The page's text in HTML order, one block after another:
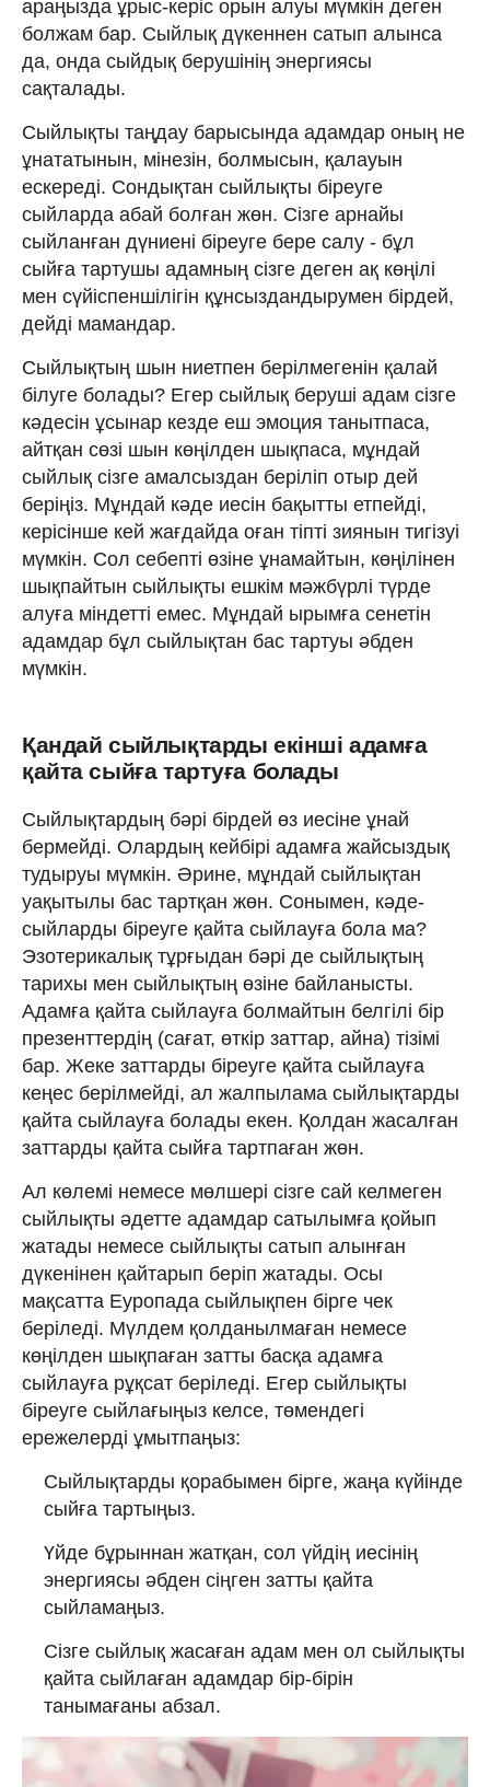
араңызда ұрыс-керіс орын алуы мүмкін деген
болжам бар. Сыйлық дүкеннен сатып алынса
да, онда сыйдық берушінің энергиясы
сақталады.
Сыйлықты таңдау барысында адамдар оның не
ұнататынын, мінезін, болмысын, қалауын
ескереді. Сондықтан сыйлықты біреуге
сыйларда абай болған жөн. Сізге арнайы
сыйланған дүниені біреуге бере салу - бұл
сыйға тартушы адамның сізге деген ақ көңілі
мен сүйіспеншілігін құнсыздандырумен бірдей,
дейді мамандар.
Сыйлықтың шын ниетпен берілмегенін қалай
білуге болады? Егер сыйлық беруші адам сізге
кәдесін ұсынар кезде еш эмоция танытпаса,
айтқан сөзі шын көңілден шықпаса, мұндай
сыйлық сізге амалсыздан беріліп отыр дей
беріңіз. Мұндай кәде иесін бақытты етпейді,
керісінше кей жағдайда оған тіпті зиянын тигізуі
мүмкін. Сол себепті өзіне ұнамайтын, көңілінен
шықпайтын сыйлықты ешкім мәжбүрлі түрде
алуға міндетті емес. Мұндай ырымға сенетін
адамдар бұл сыйлықтан бас тартуы әбден
мүмкін.
Қандай сыйлықтарды екінші адамға
қайта сыйға тартуға болады
Сыйлықтардың бәрі бірдей өз иесіне ұнай
бермейді. Олардың кейбірі адамға жайсыздық
тудыруы мүмкін. Әрине, мұндай сыйлықтан
уақытылы бас тартқан жөн. Сонымен, кәде-
сыйларды біреуге қайта сыйлауға бола ма?
Эзотерикалық тұрғыдан бәрі де сыйлықтың
тарихы мен сыйлықтың өзіне байланысты.
Адамға қайта сыйлауға болмайтын белгілі бір
презенттердің (сағат, өткір заттар, айна) тізімі
бар. Жеке заттарды біреуге қайта сыйлауға
кеңес берілмейді, ал жалпылама сыйлықтарды
қайта сыйлауға болады екен. Қолдан жасалған
заттарды қайта сыйға тартпаған жөн.
Ал көлемі немесе мөлшері сізге сай келмеген
сыйлықты әдетте адамдар сатылымға қойып
жатады немесе сыйлықты сатып алынған
дүкенінен қайтарып беріп жатады. Осы
мақсатта Еуропада сыйлықпен бірге чек
беріледі. Мүлдем қолданылмаған немесе
көңілден шықпаған затты басқа адамға
сыйлауға рұқсат беріледі. Егер сыйлықты
біреуге сыйлағыңыз келсе, төмендегі
ережелерді ұмытпаңыз:
Сыйлықтарды қорабымен бірге, жаңа күйінде
сыйға тартыңыз.
Үйде бұрыннан жатқан, сол үйдің иесінің
энергиясы әбден сіңген затты қайта
сыйламаңыз.
Сізге сыйлық жасаған адам мен ол сыйлықты
қайта сыйлаған адамдар бір-бірін
танымағаны абзал.